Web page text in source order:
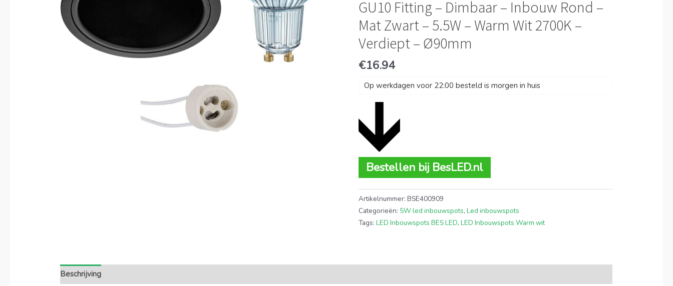
GU10 Fitting – Dimbaar – Inbouw Rond –
Mat Zwart – 5.5W – Warm Wit 2700K –
Verdiept – Ø90mm
€16.94
Op werkdagen voor 22:00 besteld is morgen in huis
Bestellen bij BesLED.nl
Artikelnummer:BSE400909
Categorieën: 5W led inbouwspots,Led inbouwspots
Tags:LED Inbouwspots BES LED,LED Inbouwspots Warm wit
Beschrijving